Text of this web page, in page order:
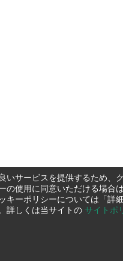
いサービスを提供するため、
の使用に同意いただける場合
キーポリシーについては「詳
詳しくは当サイトの サイトポ